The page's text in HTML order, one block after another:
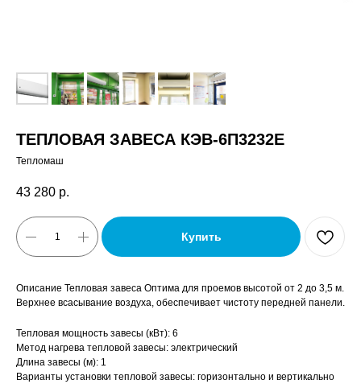
ТЕПЛОВАЯ ЗАВЕСА КЭВ-6П3232E
Тепломаш
43 280 р.
Купить
Описание Тепловая завеса Оптима для проемов высотой от 2 до 3,5 м.
Верхнее всасывание воздуха, обеспечивает чистоту передней панели.
Тепловая мощность завесы (кВт): 6
Метод нагрева тепловой завесы: электрический
Длина завесы (м): 1
Варианты установки тепловой завесы: горизонтально и вертикально